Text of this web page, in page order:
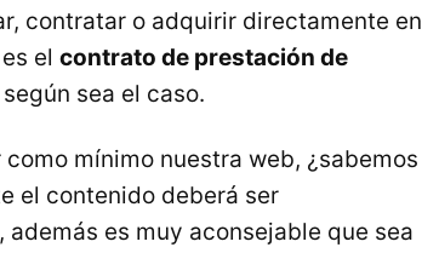
contratar o adquirir directamente en
el contrato de prestación de
según sea el caso.
mínimo nuestra web, ¿sabemos
el contenido deberá ser
es muy aconsejable que sea